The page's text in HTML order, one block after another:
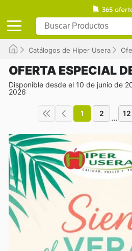
Catálogos de Hiper Usera
OFERTA ESPECIAL
Disponible desde el 10 de junio de
2026
1 2 ... 12